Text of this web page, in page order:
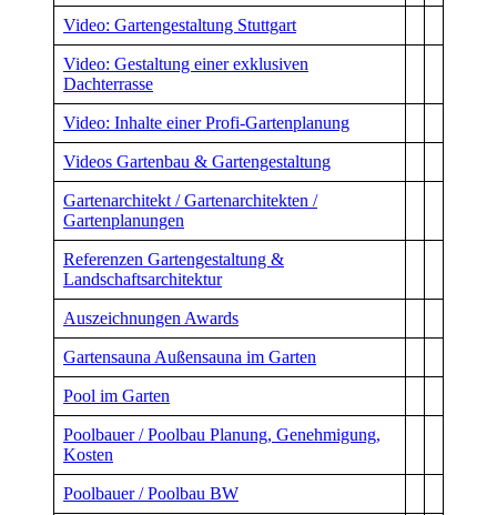
Video: Gartengestaltung Stuttgart
Video: Gestaltung einer exklusiven
Dachterrasse
Video: Inhalte einer Profi-Gartenplanung
Videos Gartenbau & Gartengestaltung
Gartenarchitekt / Gartenarchitekten /
Gartenplanungen
Referenzen Gartengestaltung &
Landschaftsarchitektur
Auszeichnungen Awards
Gartensauna Außensauna im Garten
Pool im Garten
Poolbauer / Poolbau Planung, Genehmigung,
Kosten
Poolbauer / Poolbau BW